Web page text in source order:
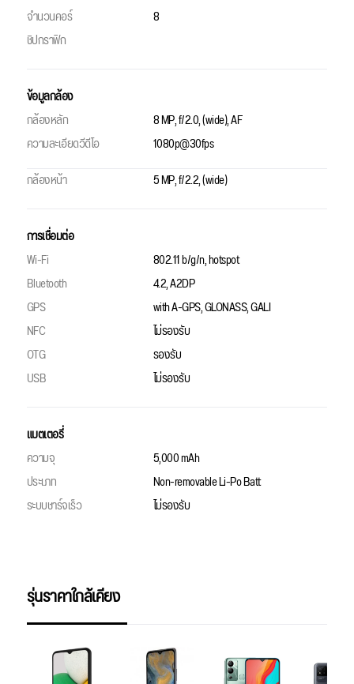
จำนวนคอร์
8
ชิปกราฟิก
ข้อมูลกล้อง
กล้องหลัก
8 MP, f/2.0, (wide), AF
ความละเอียดวีดีโอ
1080p@30fps
กล้องหน้า
5 MP, f/2.2, (wide)
การเชื่อมต่อ
Wi-Fi
802.11 b/g/n, hotspot
Bluetooth
4.2, A2DP
GPS
with A-GPS, GLONASS, GALI
NFC
ไม่รองรับ
OTG
รองรับ
USB
ไม่รองรับ
แบตเตอรี่
ความจุ
5,000 mAh
ประเภท
Non-removable Li-Po Batt
ระบบชาร์จเร็ว
ไม่รองรับ
รุ่นราคาใกล้เคียง